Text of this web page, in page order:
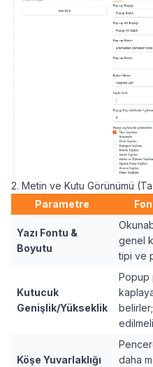
2. Metin ve Kutu Görünümü
Parametre
Yazı Fontu &
Boyutu
genel
tipi ve
Kutucuk
Genişlik/Yükseklik
Popup
Köşe Yuvarlaklığı
daha